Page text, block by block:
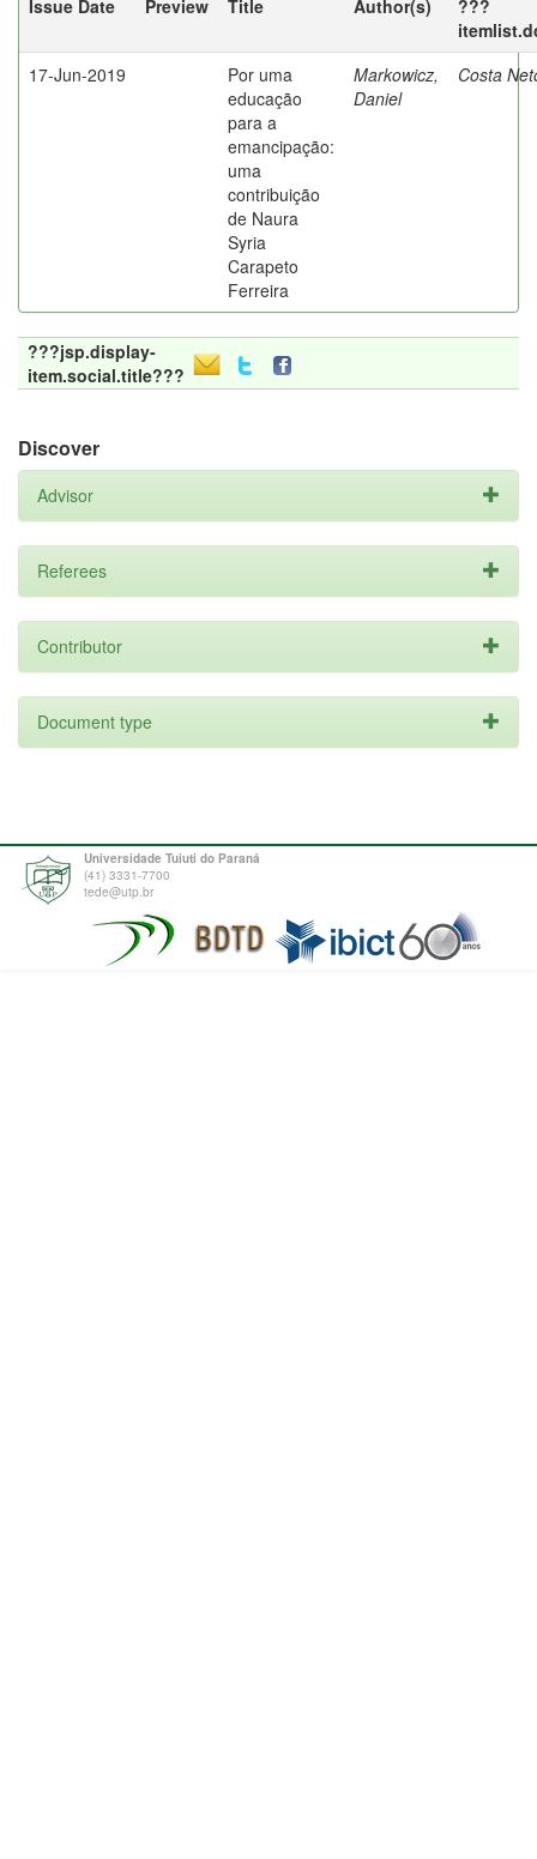
Issue Date Preview Title Author(s)
???
17-Jun-2019
Por uma
educação
para a
emancipação:
uma
contribuição
de Naura
Syria
Carapeto
Ferreira
Markowicz,
Daniel
Costa
???jsp.display-
item.social.title???
Discover
Advisor
Referees
Contributor
Document type
Universidade Tuiuti do Paraná
(41) 3331-7700
tede@utp.br